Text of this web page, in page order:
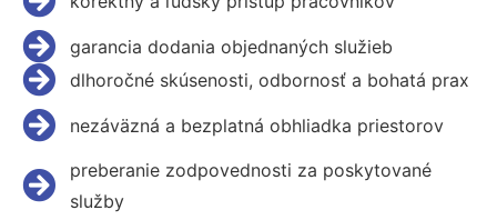
garancia dodania objednaných služieb
dlhoročné skúsenosti, odbornosť a bohatá prax
nezáväzná a bezplatná obhliadka priestorov
preberanie zodpovednosti za poskytované
služby